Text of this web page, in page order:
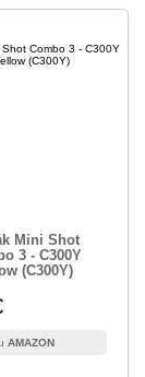
Mini Shot
3 - C300Y
(C300Y)
AMAZON